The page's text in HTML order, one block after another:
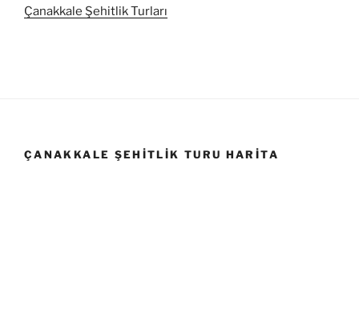
Çanakkale Şehitlik Turları
ÇANAKKALE ŞEHITLIK TURU HARITA